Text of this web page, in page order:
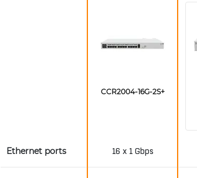
CCR2004-16G-2S+
Ethernet ports 16 x 1 Gbps